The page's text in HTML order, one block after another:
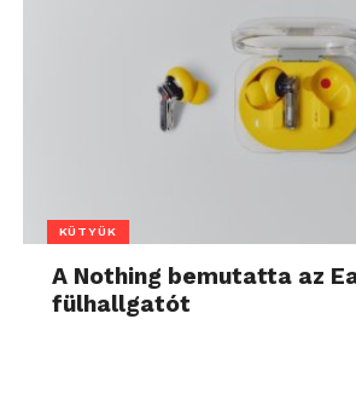
KÜTYÜK
A Nothing bemutatta az
fülhallgatót